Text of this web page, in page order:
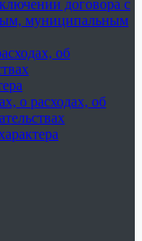
договора с
муниципальным
об
о расходах, об